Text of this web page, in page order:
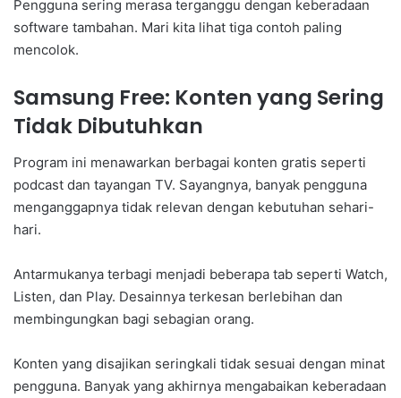
Pengguna sering merasa terganggu dengan keberadaan
software tambahan. Mari kita lihat tiga contoh paling
mencolok.
Samsung Free: Konten yang Sering
Tidak Dibutuhkan
Program ini menawarkan berbagai konten gratis seperti
podcast dan tayangan TV. Sayangnya, banyak pengguna
menganggapnya tidak relevan dengan kebutuhan sehari-
hari.
Antarmukanya terbagi menjadi beberapa tab seperti Watch,
Listen, dan Play. Desainnya terkesan berlebihan dan
membingungkan bagi sebagian orang.
Konten yang disajikan seringkali tidak sesuai dengan minat
pengguna. Banyak yang akhirnya mengabaikan keberadaan